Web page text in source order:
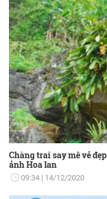
Chàng trai say mê vẻ
ảnh Hoa lan
09:34 14/12/2020